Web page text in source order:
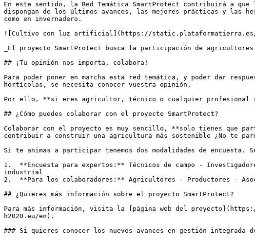
En este sentido, la Red Temática SmartProtect contribuirá a
dispongan de los últimos avances, las mejores prácticas y
como en invernadero.
![Cultivo con luz artificial](https://static.plataformatierra.es/
_El proyecto SmartProtect busca la participación de agricultores
## ¡Tu opinión nos importa, colabora!
Para poder poner en marcha esta red temática, y poder dar
hortícolas, se necesita conocer vuestra opinión.
Por ello, **si eres agricultor, técnico o cualquier profesional
## ¿Cómo puedes colaborar con el proyecto SmartProtect?
Colaborar con el proyecto es muy sencillo, **solo tienes que
contribuir a construir una agricultura más sostenible ¿No te
Si te animas a participar tenemos dos modalidades de
1.  **Encuesta para expertos:** Técnicos de campo -
industrial
2.  **Para los colaboradores:** Agricultores - Productores -
## ¿Quieres más información sobre el proyecto SmartProtect?
Para más información, visita la [página web del
h2020.eu/en).
### Si quieres conocer los nuevos avances en gestión integrada